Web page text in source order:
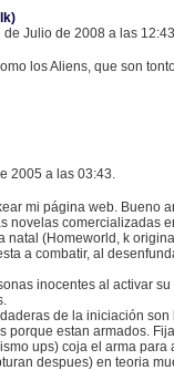
Julio de 2008 a las
los Aliens, que son
2005 a las 03:43.
mi página web. Bueno
novelas comercializadas
natal (Homeworld, k
a combatir, al
inocentes al activar
de la iniciación
porque estan armados.
ups) coja el arma para
despues) en teoria